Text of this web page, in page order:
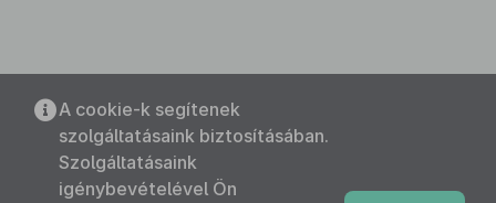
A cookie-k segítenek
szolgáltatásaink biztosításában.
Szolgáltatásaink
igénybevételével Ön